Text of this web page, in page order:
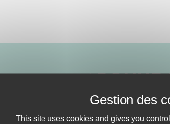
This site uses cookies and gives you